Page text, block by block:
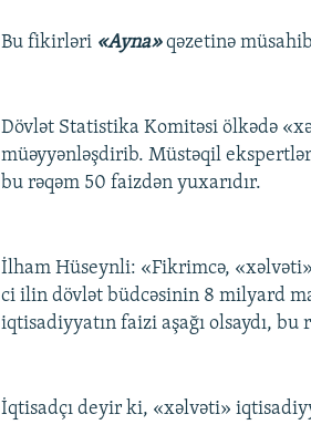
Bu fikirləri «Ayna»qəzetinə
Dövlət Statistika Komitəsi ölkədə
müəyyənləşdirib. Müstəqil
bu rəqəm 50 faizdən yuxarıdır.
İlham Hüseynli: «Fikrimcə,
ci ilin dövlət büdcəsinin 8 milyard
iqtisadiyyatın faizi aşağı olsaydı,
İqtisadçı deyir ki, «xəlvəti»